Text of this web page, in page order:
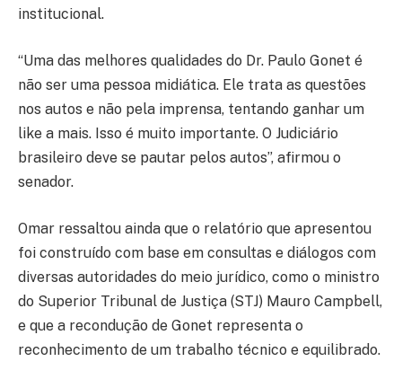
institucional.
“Uma das melhores qualidades do Dr. Paulo Gonet é
não ser uma pessoa midiática. Ele trata as questões
nos autos e não pela imprensa, tentando ganhar um
like a mais. Isso é muito importante. O Judiciário
brasileiro deve se pautar pelos autos”, afirmou o
senador.
Omar ressaltou ainda que o relatório que apresentou
foi construído com base em consultas e diálogos com
diversas autoridades do meio jurídico, como o ministro
do Superior Tribunal de Justiça (STJ) Mauro Campbell,
e que a recondução de Gonet representa o
reconhecimento de um trabalho técnico e equilibrado.